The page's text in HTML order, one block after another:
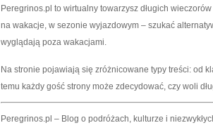
Peregrinos.pl to wirtualny towarzysz długich
na wakacje, w sezonie wyjazdowym – szukać
wyglądają poza wakacjami.
Na stronie pojawiają się zróżnicowane typy treści: od
temu każdy gość strony może zdecydować, czy woli
Peregrinos.pl – Blog o podróżach, kulturze i